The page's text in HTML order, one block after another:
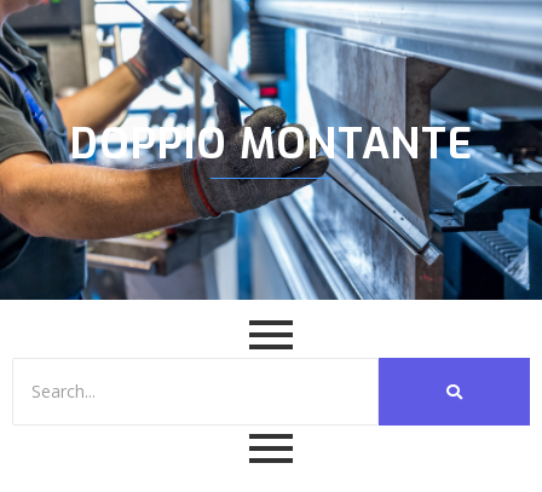
DOPPIO MONTANTE